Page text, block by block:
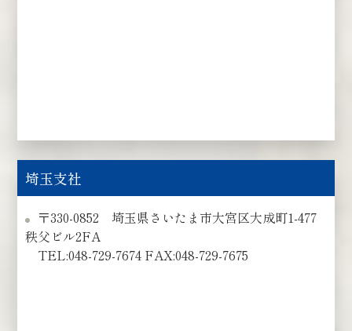
埼玉支社
〒330-0852 埼玉県さいたま市大宮区大成町1-477
秩父ビル2FA
TEL:048-729-7674 FAX:048-729-7675